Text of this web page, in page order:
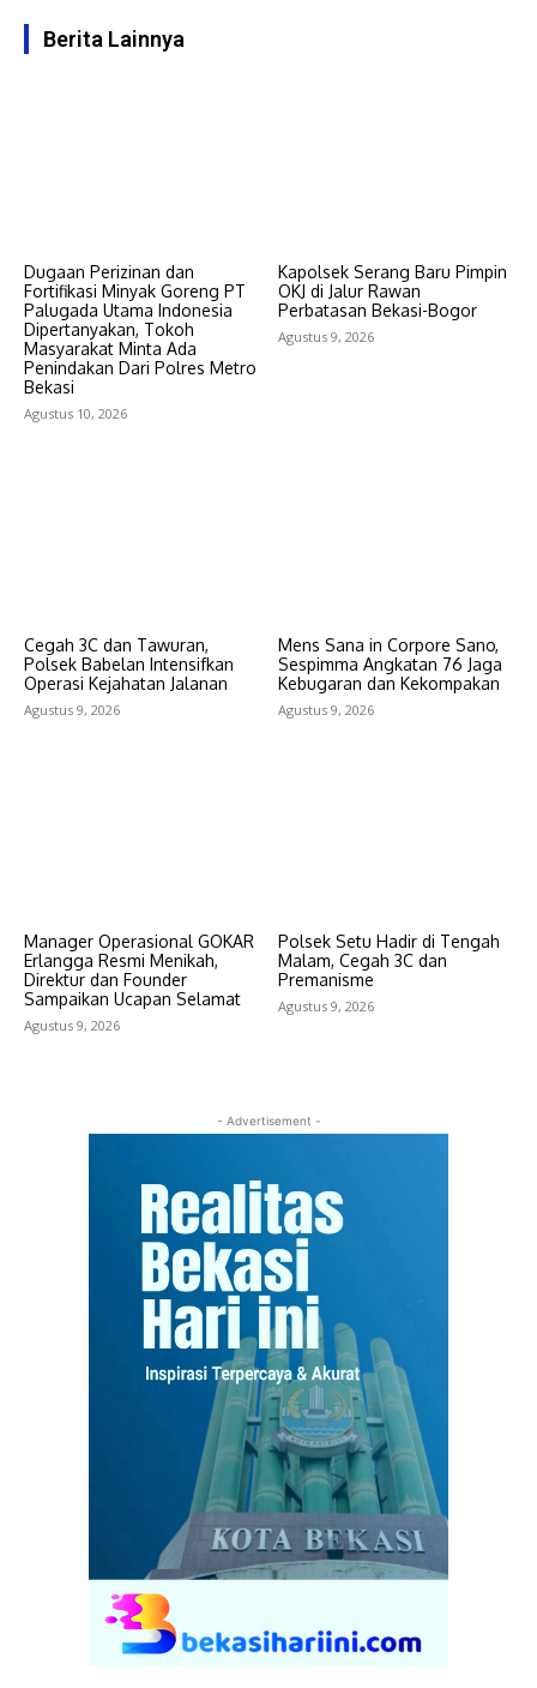
Berita Lainnya
Dugaan Perizinan dan
Fortifikasi Minyak Goreng PT
Palugada Utama Indonesia
Dipertanyakan, Tokoh
Masyarakat Minta Ada
Penindakan Dari Polres Metro
Bekasi
Agustus 10, 2026
Kapolsek Serang Baru Pimpin
OKJ di Jalur Rawan
Perbatasan Bekasi-Bogor
Agustus 9, 2026
Cegah 3C dan Tawuran,
Polsek Babelan Intensifkan
Operasi Kejahatan Jalanan
Agustus 9, 2026
Mens Sana in Corpore Sano,
Sespimma Angkatan 76 Jaga
Kebugaran dan Kekompakan
Agustus 9, 2026
Manager Operasional GOKAR
Erlangga Resmi Menikah,
Direktur dan Founder
Sampaikan Ucapan Selamat
Agustus 9, 2026
Polsek Setu Hadir di Tengah
Malam, Cegah 3C dan
Premanisme
Agustus 9, 2026
- Advertisement -